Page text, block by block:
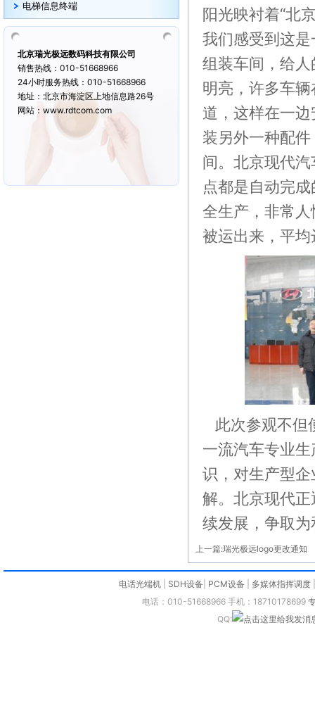
电梯信息终端
北京瑞光极远数码科技有限公司
销售热线：010-51668966
24小时服务热线：010-51668966
地址：北京市海淀区上地信息路26号
网站：www.rdtcom.com
阳光映衬着“北
我们感受到这
组装车间，给
明亮，许多车
道，这样在一
装另外一种配
间。北京现代
点都是自动完
全生产，非常
被运出来，平
此次参观不但
一流汽车专业
识，对生产型
解。北京现代
续发展，争取
上一篇:瑞光极远logo更改通知
电话光端机 SDH设备 PCM设备 多媒体指挥调度
电话：010-51668966 手机：18710178699
QQ: